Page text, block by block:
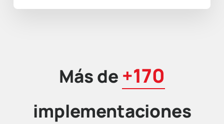
Más de +170
implementaciones